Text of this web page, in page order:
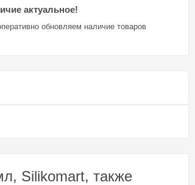
актуальное!
обновляем наличие товаров
Silikomart, также